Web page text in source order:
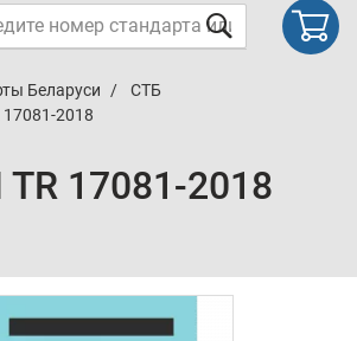
Беларуси
СТБ
17081-2018
TR 17081-2018